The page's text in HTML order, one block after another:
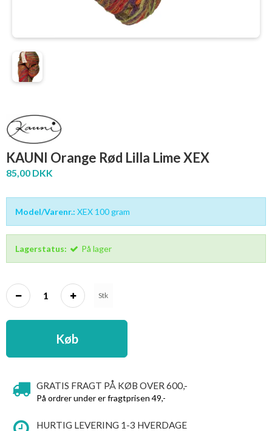
KAUNI Orange Rød Lilla Lime XEX
85,00 DKK
Model/Varenr.: XEX 100 gram
Lagerstatus: På lager
Stk
Køb
GRATIS FRAGT PÅ KØB OVER 600,-
På ordrer under er fragtprisen 49,-
HURTIG LEVERING 1-3 HVERDAGE